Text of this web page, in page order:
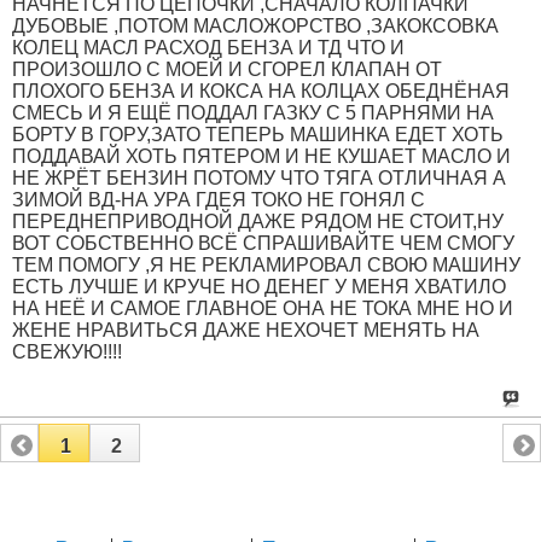
НАЧНЁТСЯ ПО ЦЕПОЧКИ ,СНАЧАЛО КОЛПАЧКИ
ДУБОВЫЕ ,ПОТОМ МАСЛОЖОРСТВО ,ЗАКОКСОВКА
КОЛЕЦ МАСЛ РАСХОД БЕНЗА И ТД ЧТО И
ПРОИЗОШЛО С МОЕЙ И СГОРЕЛ КЛАПАН ОТ
ПЛОХОГО БЕНЗА И КОКСА НА КОЛЦАХ ОБЕДНЁНАЯ
СМЕСЬ И Я ЕЩЁ ПОДДАЛ ГАЗКУ С 5 ПАРНЯМИ НА
БОРТУ В ГОРУ,ЗАТО ТЕПЕРЬ МАШИНКА ЕДЕТ ХОТЬ
ПОДДАВАЙ ХОТЬ ПЯТЕРОМ И НЕ КУШАЕТ МАСЛО И
НЕ ЖРЁТ БЕНЗИН ПОТОМУ ЧТО ТЯГА ОТЛИЧНАЯ А
ЗИМОЙ ВД-НА УРА ГДЕЯ ТОКО НЕ ГОНЯЛ С
ПЕРЕДНЕПРИВОДНОЙ ДАЖЕ РЯДОМ НЕ СТОИТ,НУ
ВОТ СОБСТВЕННО ВСЁ СПРАШИВАЙТЕ ЧЕМ СМОГУ
ТЕМ ПОМОГУ ,Я НЕ РЕКЛАМИРОВАЛ СВОЮ МАШИНУ
ЕСТЬ ЛУЧШЕ И КРУЧЕ НО ДЕНЕГ У МЕНЯ ХВАТИЛО
НА НЕЁ И САМОЕ ГЛАВНОЕ ОНА НЕ ТОКА МНЕ НО И
ЖЕНЕ НРАВИТЬСЯ ДАЖЕ НЕХОЧЕТ МЕНЯТЬ НА
СВЕЖУЮ!!!!
1 2